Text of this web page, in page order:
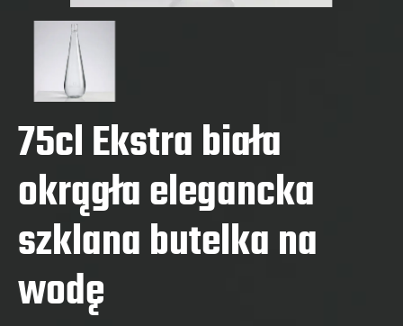
75cl Ekstra biała
okrągła elegancka
szklana butelka na
wodę